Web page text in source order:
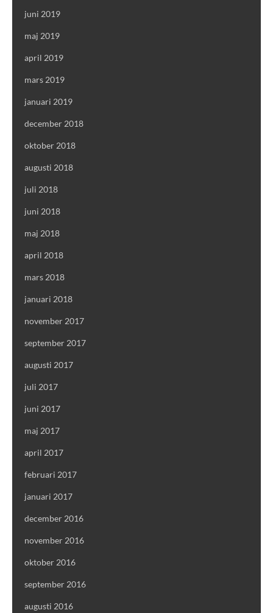
juni 2019
maj 2019
april 2019
mars 2019
januari 2019
december 2018
oktober 2018
augusti 2018
juli 2018
juni 2018
maj 2018
april 2018
mars 2018
januari 2018
november 2017
september 2017
augusti 2017
juli 2017
juni 2017
maj 2017
april 2017
februari 2017
januari 2017
december 2016
november 2016
oktober 2016
september 2016
augusti 2016